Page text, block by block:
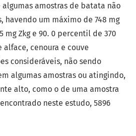
amostras de batata não
havendo um máximo de 748 mg
mg Zkg e 90. 0 percentil de 370
alface, cenoura e couve
consideráveis, não sendo
algumas amostras ou atingindo,
alto, como o de uma amostra
neste estudo, 5896